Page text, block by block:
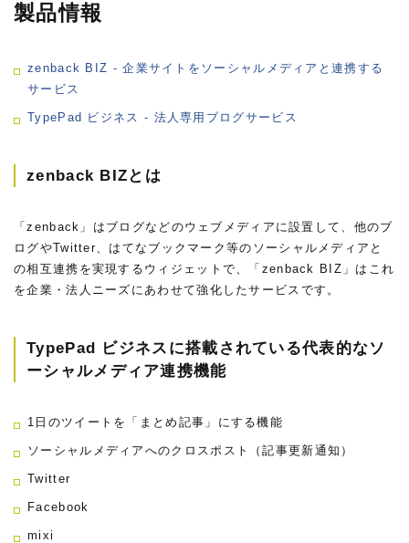
製品情報
zenback BIZ - 企業サイトをソーシャルメディアと連携する
サービス
TypePad ビジネス - 法人専用ブログサービス
zenback BIZとは
「zenback」はブログなどのウェブメディアに設置して、他のブ
ログやTwitter、はてなブックマーク等のソーシャルメディアと
の相互連携を実現するウィジェットで、「zenback BIZ」はこれ
を企業・法人ニーズにあわせて強化したサービスです。
TypePad ビジネスに搭載されている代表的なソ
ーシャルメディア連携機能
1日のツイートを「まとめ記事」にする機能
ソーシャルメディアへのクロスポスト（記事更新通知）
Twitter
Facebook
mixi